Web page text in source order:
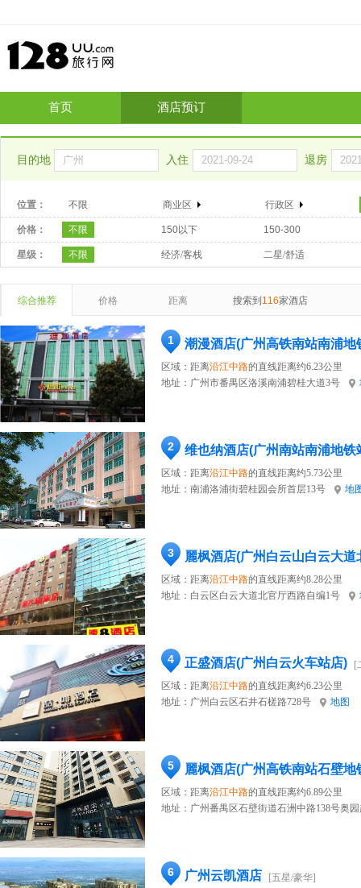
首页 酒店预订
目的地 入住 退房
位置： 不限 商业区 行政区
价格： 不限 150以下 150-300
星级： 不限 经济/客栈 二星/舒适
综合推荐 价格 距离 搜索到 116家酒店
1 潮漫酒店(广州高铁南站南浦地
区域：距离沿江中路的直线距离约6.23公里
地址： 广州市番禺区洛溪南浦碧桂大道3号
2 维也纳酒店(广州南站南浦地铁
区域：距离沿江中路的直线距离约5.73公里
地址： 南浦洛浦街碧桂园会所首层13号 地
3 麗枫酒店(广州白云山白云大道
区域：距离沿江中路的直线距离约8.28公里
地址： 白云区白云大道北官厅西路自编1号
4 正盛酒店(广州白云火车站店)
[
区域：距离沿江中路的直线距离约6.23公里
地址： 广州白云区石井石槎路728号 地图
5 麗枫酒店(广州高铁南站石壁地
区域：距离沿江中路的直线距离约6.89公里
地址： 广州番禺区石壁街道石洲中路138号奥
6 广州云凯酒店
[五星/豪华]